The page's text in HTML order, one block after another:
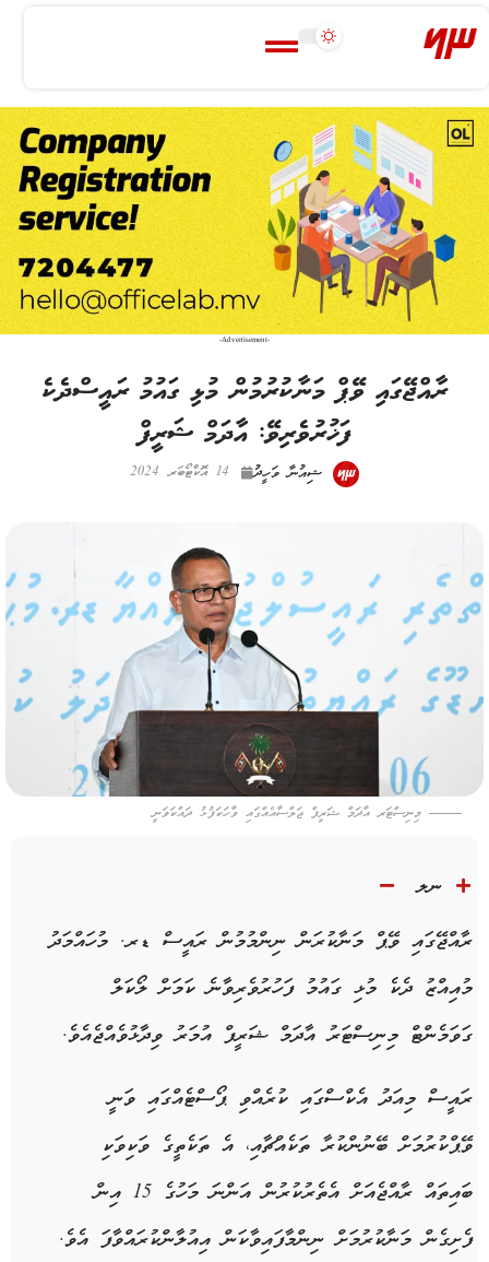
-Advertisement-
ރާއްޖޭގައި ވޭޕް މަނާކުރުމުން މުޅި ގައުމު ރައީސްދެކެ
ފަޚުރުވެރިވޭ: އާދަމް ޝަރީފް
ޝިއުނާ ވަހީދު 14 އޮކްޓޯބަރ 2024
މިނިސްޓަރ އާދަމް ޝަރީފް ޖަލްސާއެއްގައި ވާހަކަފުޅު ދައްކަވަނީ
ނލ
ރާއްޖޭގައި ވޭޕް މަނާކުރަން ނިންމުމުން ރައީސް ޑރ. މުހައްމަދު
މުއިއްޒު ދެކެ މުޅި ގައުމު ފަހުރުވެރިވާނެ ކަމަށް ލޯކަލް
ގަވަމެންޓް މިނިސްޓަރު އާދަމް ޝަރީފް އުމަރު ވިދާޅުވެއްޖެއެވެ.
ރައީސް މިއަދު އެކްސްގައި ކުރެއްވި ޕޯސްޓެއްގައި ވަނީ
ވޭޕްކުރުމަށް ބޭނުންކުރާ ތަކެއްޗާއި، އެ ތަކެތީގެ ވަކިވަކި
ބައިތައް ރާއްޖެއަށް އެތެރުކުރުން އަންނަ މަހުގެ 15 އިން
ފެށިގެން މަނާކުރުމަށް ނިންމާފައިވާކަން އިއުލާންކުރައްވާފަ އެވެ.